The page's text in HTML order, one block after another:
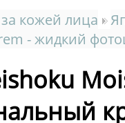
кожей лица
- жидкий